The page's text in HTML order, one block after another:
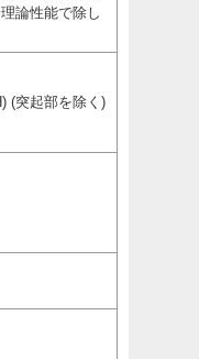
論性能で除し
(突起部を除く)